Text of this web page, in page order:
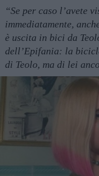
“Se per caso l’avete
immediatamente,
è uscita in bici da
dell’Epifania: la
di Teolo, ma di lei